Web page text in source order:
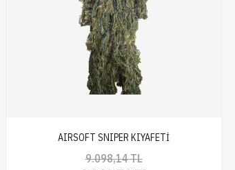
AIRSOFT SNIPER KIYAFETİ
9.098,14 TL